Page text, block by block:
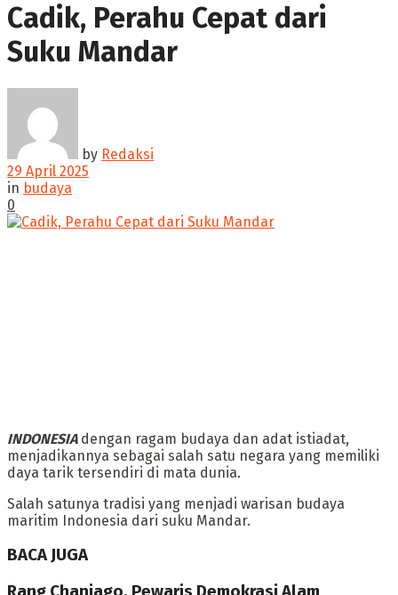
Cadik, Perahu Cepat dari
Suku Mandar
by Redaksi
29 April 2025
in budaya
0
INDONESIAdengan ragam budaya dan adat istiadat,
menjadikannya sebagai salah satu negara yang memiliki
daya tarik tersendiri di mata dunia.
Salah satunya tradisi yang menjadi warisan budaya
maritim Indonesia dari suku Mandar.
BACA JUGA